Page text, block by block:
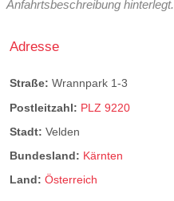
Anfahrtsbeschreibung hinterlegt.
Adresse
Straße: Wrannpark 1-3
Postleitzahl: PLZ 9220
Stadt: Velden
Bundesland: Kärnten
Land: Österreich